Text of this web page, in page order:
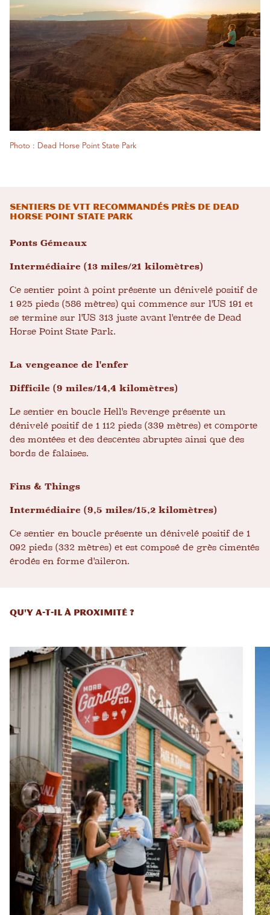
Photo : Dead Horse Point State Park
Sentiers de VTT recommandés près de Dead
Horse Point State Park
Ponts Gémeaux
Intermédiaire (13 miles/21 kilomètres)
Ce sentier point à point présente un dénivelé positif de
1 925 pieds (586 mètres) qui commence sur l'US 191 et
se termine sur l'US 313 juste avant l'entrée de Dead
Horse Point State Park.
La vengeance de l'enfer
Difficile (9 miles/14,4 kilomètres)
Le sentier en boucle Hell's Revenge présente un
dénivelé positif de 1 112 pieds (339 mètres) et comporte
des montées et des descentes abruptes ainsi que des
bords de falaises.
Fins & Things
Intermédiaire (9,5 miles/15,2 kilomètres)
Ce sentier en boucle présente un dénivelé positif de 1
092 pieds (332 mètres) et est composé de grès cimentés
érodés en forme d'aileron.
QU'Y A-T-IL À PROXIMITÉ ?